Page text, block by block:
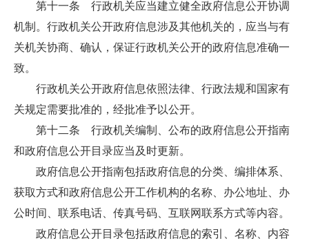
第十一条 行政机关应当建立健全政府信息公开协调
机制。行政机关公开政府信息涉及其他机关的，应当与有
关机关协商、确认，保证行政机关公开的政府信息准确一
致。
行政机关公开政府信息依照法律、行政法规和国家有
关规定需要批准的，经批准予以公开。
第十二条 行政机关编制、公布的政府信息公开指南
和政府信息公开目录应当及时更新。
政府信息公开指南包括政府信息的分类、编排体系、
获取方式和政府信息公开工作机构的名称、办公地址、办
公时间、联系电话、传真号码、互联网联系方式等内容。
政府信息公开目录包括政府信息的索引、名称、内容